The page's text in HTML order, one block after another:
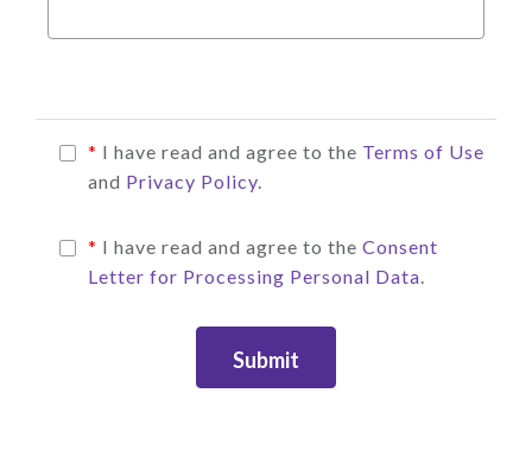
* I have read and agree to the Terms of Use
and Privacy Policy.
* I have read and agree to the Consent
Letter for Processing Personal Data.
Submit